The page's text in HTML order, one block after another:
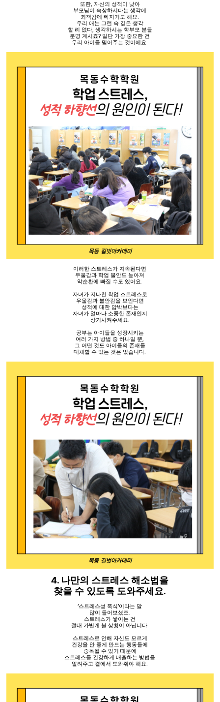
또한, 자신의 성적이 낮아
부모님이 속상하시다는 생각에
죄책감에 빠지기도 해요.
우리 애는 그런 속 깊은 생각
할 리 없다, 생각하시는 학부모 분들
분명 계시죠? 일단 가장 중요한 건
우리 아이를 믿어주는 것이에요.
이러한 스트레스가 지속된다면
우울감과 학업 불안도 높아져
악순환에 빠질 수도 있어요.
자녀가 지나친 학업 스트레스로
우울감과 불안감을 보인다면
성적에 대한 압박보다는
자녀가 얼마나 소중한 존재인지
상기시켜주세요.
공부는 아이들을 성장시키는
여러 가지 방법 중 하나일 뿐,
그 어떤 것도 아이들의 존재를
대체할 수 있는 것은 없습니다.
4. 나만의 스트레스 해소법을
찾을 수 있도록 도와주세요.
‘스트레스성 폭식’이라는 말
많이 들어보셨죠.
스트레스가 쌓이는 건
절대 가볍게 볼 상황이 아닙니다.
스트레스로 인해 자신도 모르게
건강을 안 좋게 만드는 행동들에
중독될 수 있기 때문에
스트레스를 건강하게 배출하는 방법을
알려주고 곁에서 도와줘야 해요.